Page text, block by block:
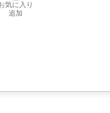
気に入り
追加